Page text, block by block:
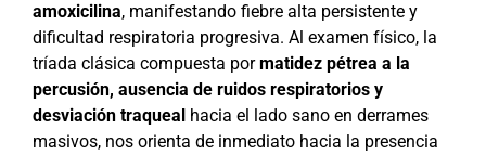
amoxicilina, manifestando fiebre alta persistente y
dificultad respiratoria progresiva. Al examen físico, la
tríada clásica compuesta pormatidez pétrea a la
percusión, ausencia de ruidos respiratorios y
desviación traquealhacia el lado sano en derrames
masivos, nos orienta de inmediato hacia la presencia